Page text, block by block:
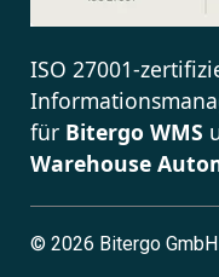
ISO 27001-
für Bitergo WMS
Warehouse
© 2026 Bitergo GmbH